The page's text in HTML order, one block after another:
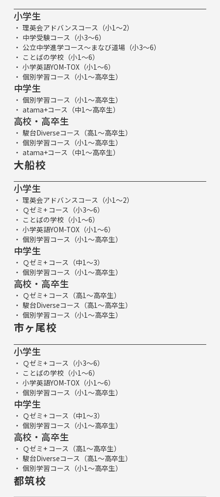
小学生
理英会アドバンスコース（小1～2）
中学受験コース（小3～6）
公立中学進学コース～まなび道場（小3～6）
ことばの学校（小1～6）
小学英語YOM-TOX（小1～6）
個別学習コース（小1～高卒生）
中学生
個別学習コース（小1～高卒生）
atama+コース（中1～高卒生）
高校・高卒生
駿台Diverseコース（高1～高卒生）
個別学習コース（小1～高卒生）
atama+コース（中1～高卒生）
大船校
小学生
理英会アドバンスコース（小1～2）
Ｑゼミ+ コース（小3～6）
ことばの学校（小1～6）
小学英語YOM-TOX（小1～6）
個別学習コース（小1～高卒生）
中学生
Ｑゼミ+ コース（中1～3）
個別学習コース（小1～高卒生）
高校・高卒生
Ｑゼミ+ コース（高1～高卒生）
駿台Diverseコース（高1～高卒生）
個別学習コース（小1～高卒生）
市ヶ尾校
小学生
Ｑゼミ+ コース（小3～6）
ことばの学校（小1～6）
小学英語YOM-TOX（小1～6）
個別学習コース（小1～高卒生）
中学生
Ｑゼミ+ コース（中1～3）
個別学習コース（小1～高卒生）
高校・高卒生
Ｑゼミ+ コース（高1～高卒生）
駿台Diverseコース（高1～高卒生）
個別学習コース（小1～高卒生）
都筑校